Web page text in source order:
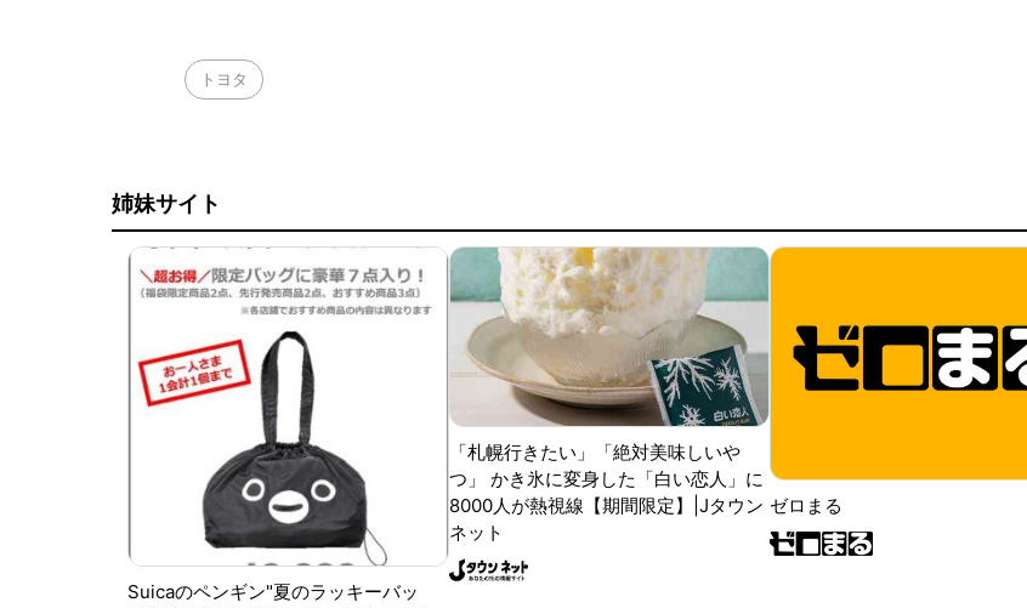
トヨタ
姉妹サイト
Suicaのペンギン"夏のラッキーバッ
「札幌行きたい」「絶対美味しいや
つ」 かき氷に変身した「白い恋人」に
8000人が熱視線【期間限定】|Jタウン
ネット
ゼロまる